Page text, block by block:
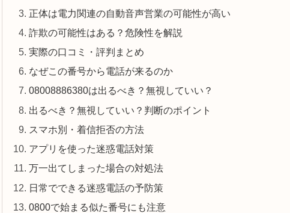
正体は電力関連の自動音声営業の可能性が高い
詐欺の可能性はある？危険性を解説
実際の口コミ・評判まとめ
なぜこの番号から電話が来るのか
08008886380は出るべき？無視していい？
出るべき？無視していい？判断のポイント
スマホ別・着信拒否の方法
アプリを使った迷惑電話対策
万一出てしまった場合の対処法
日常でできる迷惑電話の予防策
0800で始まる似た番号にも注意